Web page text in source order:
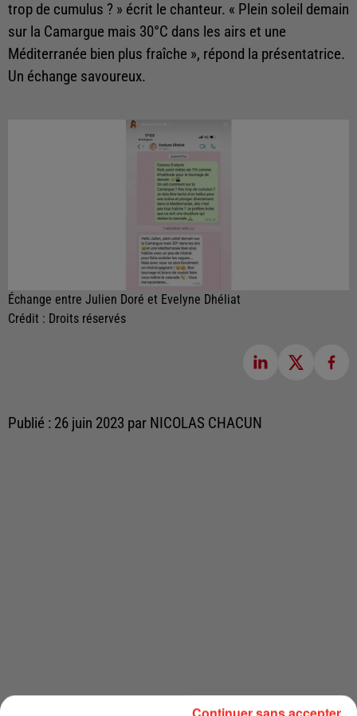
trop de cumulus ? » écrit le chanteur. « Plein soleil demain
sur la Camargue mais 30°C dans les airs et une
Méditerranée bien plus fraîche », répond la présentatrice.
Un échange savoureux.
Échange entre Julien Doré et Evelyne Dhéliat
Crédit : Droits réservés
Publié : 26 juin 2023 par NICOLAS CHACUN